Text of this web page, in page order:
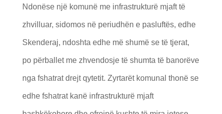
Ndonëse një komunë me infrastrukturë mjaft të
zhvilluar, sidomos në periudhën e pasluftës, edhe
Skenderaj, ndoshta edhe më shumë se të tjerat,
po përballet me zhvendosje të shumta të banorëve
nga fshatrat drejt qytetit. Zyrtarët komunal thonë se
edhe fshatrat kanë infrastrukturë mjaft